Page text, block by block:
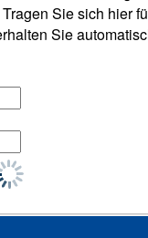
Sie sich hier
Sie